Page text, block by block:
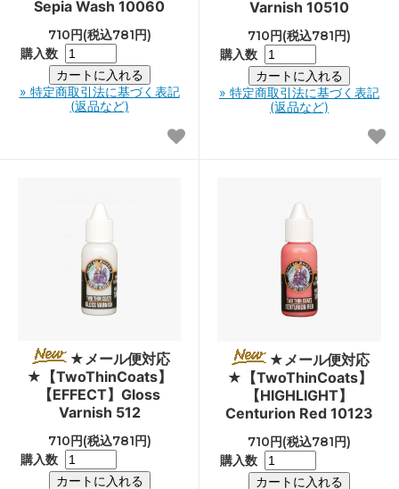
Sepia Wash 10060
710円(税込781円)
購入数
» 特定商取引法に基づく表記
(返品など)
Varnish 10510
710円(税込781円)
購入数
» 特定商取引法に基づく表記
(返品など)
★メール便対応
★【TwoThinCoats】
【EFFECT】Gloss
Varnish 512
710円(税込781円)
購入数
★メール便対応
★【TwoThinCoats】
【HIGHLIGHT】
Centurion Red 10123
710円(税込781円)
購入数